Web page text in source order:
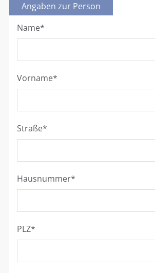
Angaben zur Person
Name*
Vorname*
Straße*
Hausnummer*
PLZ*